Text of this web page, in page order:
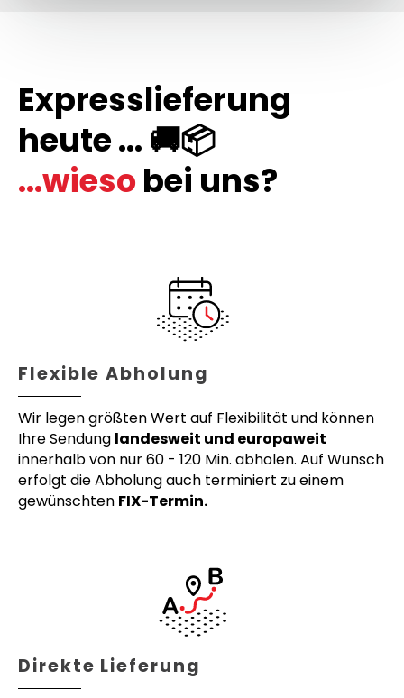
Expresslieferung
heute ... 🚚📦
...wieso bei uns?
Flexible Abholung
Wir legen größten Wert auf Flexibilität und können
Ihre Sendung landesweit und europaweit
innerhalb von nur 60 - 120 Min. abholen. Auf Wunsch
erfolgt die Abholung auch terminiert zu einem
gewünschten FIX-Termin.
Direkte Lieferung